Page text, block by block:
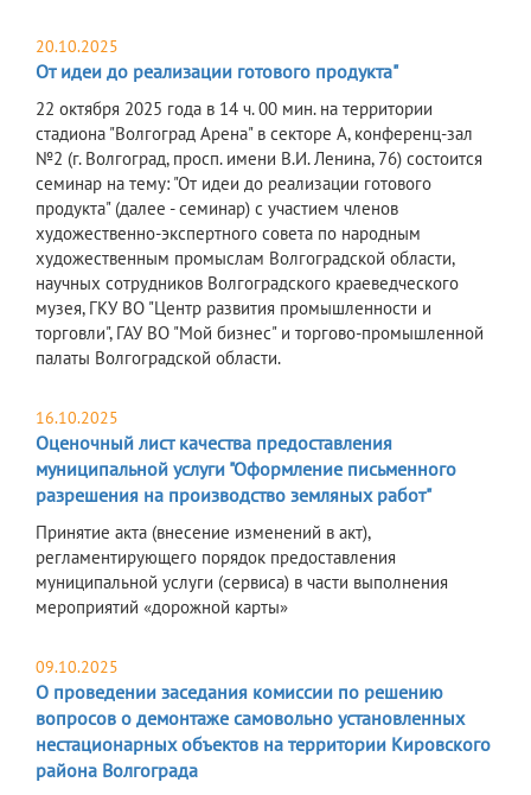
20.10.2025
От идеи до реализации готового продукта"
22 октября 2025 года в 14 ч. 00 мин. на территории
стадиона "Волгоград Арена" в секторе А, конференц-зал
№2 (г. Волгоград, просп. имени В.И. Ленина, 76) состоится
семинар на тему: "От идеи до реализации готового
продукта" (далее - семинар) с участием членов
художественно-экспертного совета по народным
художественным промыслам Волгоградской области,
научных сотрудников Волгоградского краеведческого
музея, ГКУ ВО "Центр развития промышленности и
торговли", ГАУ ВО "Мой бизнес" и торгово-промышленной
палаты Волгоградской области.
16.10.2025
Оценочный лист качества предоставления
муниципальной услуги "Оформление письменного
разрешения на производство земляных работ"
Принятие акта (внесение изменений в акт),
регламентирующего порядок предоставления
муниципальной услуги (сервиса) в части выполнения
мероприятий «дорожной карты»
09.10.2025
О проведении заседания комиссии по решению
вопросов о демонтаже самовольно установленных
нестационарных объектов на территории Кировского
района Волгограда